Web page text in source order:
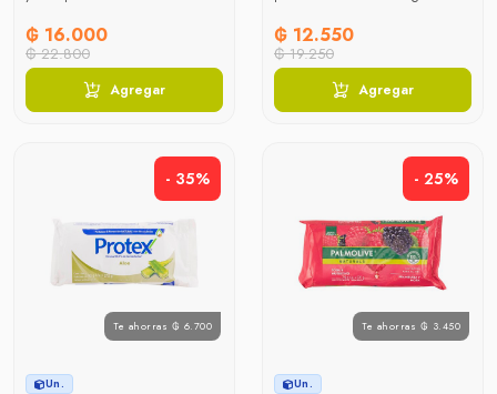
₲ 16.000
₲ 22.800
Agregar
₲ 12.550
₲ 19.250
Agregar
Te ahorras ₲ 6.700
- 35%
Un.
Te ahorras ₲ 3.450
- 25%
Un.